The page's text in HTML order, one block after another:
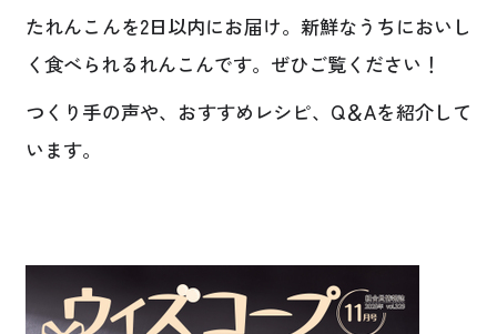
たれんこんを2日以内にお届け。新鮮なうちにおいし
く食べられるれんこんです。ぜひご覧ください！
つくり手の声や、おすすめレシピ、Q＆Aを紹介して
います。